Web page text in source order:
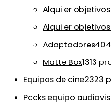
Alquiler
Alquiler objetivos
Adaptadores40
Matte Box1313
Equipos de cine2323
Packs equipo